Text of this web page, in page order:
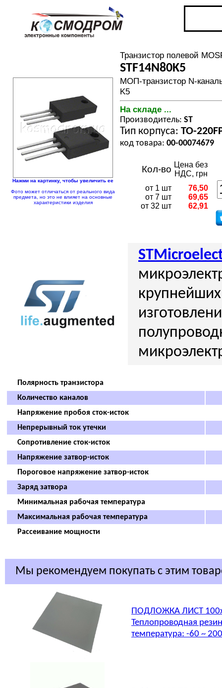
Нажми на картинку, чтобы увеличить ее
Фото может отличаться от реального вида
предмета, но это не влияет на основные
характеристики изделия
Транзистор полевой
STF14N80K5
МОП-транзистор N-
K5
На складе ...
Производитель: ST
Тип корпуса: TO-
код товара: 00-00074679
Кол-во Цена без
НДС, грн
от 1 шт
от 7 шт
от 32 шт
76,50
69,65
62,91
Полярность транзистора
Количество каналов
Напряжение пробоя сток-исток
Непрерывный ток утечки
Сопротивление сток-исток
Напряжение затвор-исток
Пороговое напряжение затвор-исток
Заряд затвора
Минимальная рабочая температура
Максимальная рабочая температура
Рассеивание мощности
Мы рекомендуем покупать с этим
ПОДЛОЖКА ЛИСТ
Теплопроводная
температура: -60 ~